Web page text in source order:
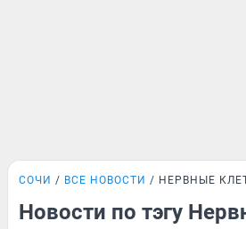
СОЧИ ВСЕ НОВОСТИ НЕРВНЫЕ
Новости по тэгу